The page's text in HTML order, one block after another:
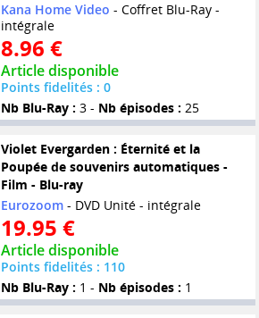
Kana Home Video - Coffret Blu-Ray -
intégrale
8.96 €
Article disponible
Points fidelités : 0
Nb Blu-Ray : 3 - Nb épisodes : 25
Violet Evergarden : Éternité et la
Poupée de souvenirs automatiques -
Film - Blu-ray
Eurozoom- DVD Unité - intégrale
19.95 €
Article disponible
Points fidelités : 110
Nb Blu-Ray : 1 - Nb épisodes : 1